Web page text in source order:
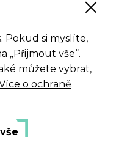
Pokud si myslíte,
„Přijmout vše“.
můžete vybrat,
o ochraně